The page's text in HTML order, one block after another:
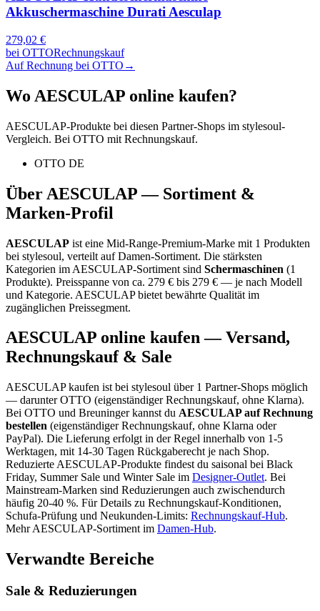
Akkuschermaschine Durati Aesculap
279,02 €
bei OTTORechnungskauf
Auf Rechnung bei OTTO →
Wo AESCULAP online kaufen?
AESCULAP-Produkte bei diesen Partner-Shops im stylesoul-
Vergleich. Bei OTTO mit Rechnungskauf.
OTTO DE
Über AESCULAP— Sortiment &
Marken-Profil
AESCULAP ist eine Mid-Range-Premium-Marke mit 1 Produkten
bei stylesoul, verteilt auf Damen-Sortiment. Die stärksten
Kategorien im AESCULAP-Sortiment sind Schermaschinen (1
Produkte). Preisspanne von ca. 279 € bis 279 € — je nach Modell
und Kategorie. AESCULAP bietet bewährte Qualität im
zugänglichen Preissegment.
AESCULAP online kaufen — Versand,
Rechnungskauf & Sale
AESCULAPkaufen ist bei stylesoul über 1 Partner-Shops möglich
— darunterOTTO (eigenständiger Rechnungskauf, ohne Klarna).
Bei OTTO und Breuninger kannst du AESCULAPauf Rechnung
bestellen (eigenständiger Rechnungskauf, ohne Klarna oder
PayPal). Die Lieferung erfolgt in der Regel innerhalb von 1-5
Werktagen, mit 14-30 Tagen Rückgaberecht je nach Shop.
Reduzierte AESCULAP-Produkte findest du saisonal bei Black
Friday, Summer Sale und Winter Sale im Designer-Outlet. Bei
Mainstream-Marken sind Reduzierungen auch zwischendurch
häufig 20-40 %. Für Details zu Rechnungskauf-Konditionen,
Schufa-Prüfung und Neukunden-Limits: Rechnungskauf-Hub.
MehrAESCULAP-Sortiment im Damen-Hub.
Verwandte Bereiche
Sale & Reduzierungen